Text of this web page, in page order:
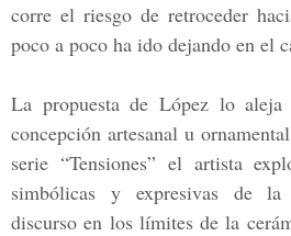
corre el riesgo de retroceder
poco a poco ha ido dejando en el
La propuesta de López lo aleja
concepción artesanal u
serie “Tensiones” el artista
simbólicas y expresivas de
discurso en los límites de la